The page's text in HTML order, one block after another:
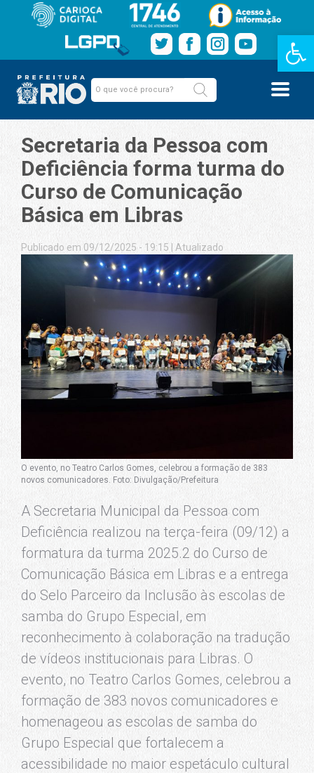
Barra de
Secretaria da Pessoa com
Deficiência forma turma do
Curso de Comunicação
Básica em Libras
Publicado em 09/12/2025 - 19:15 Atualizado
O evento, no Teatro Carlos Gomes, celebrou a formação de 383
novos comunicadores. Foto: Divulgação/Prefeitura
A Secretaria Municipal da Pessoa com
Deficiência realizou na terça-feira (09/12) a
formatura da turma 2025.2 do Curso de
Comunicação Básica em Libras e a entrega
do Selo Parceiro da Inclusão às escolas de
samba do Grupo Especial, em
reconhecimento à colaboração na tradução
de vídeos institucionais para Libras. O
evento, no Teatro Carlos Gomes, celebrou a
formação de 383 novos comunicadores e
homenageou as escolas de samba do
Grupo Especial que fortalecem a
acessibilidade no maior espetáculo cultural